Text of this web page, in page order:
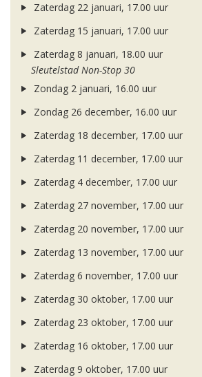
Zaterdag 22 januari, 17.00 uur
Zaterdag 15 januari, 17.00 uur
Zaterdag 8 januari, 18.00 uur
Sleutelstad Non-Stop 30
Zondag 2 januari, 16.00 uur
Zondag 26 december, 16.00 uur
Zaterdag 18 december, 17.00 uur
Zaterdag 11 december, 17.00 uur
Zaterdag 4 december, 17.00 uur
Zaterdag 27 november, 17.00 uur
Zaterdag 20 november, 17.00 uur
Zaterdag 13 november, 17.00 uur
Zaterdag 6 november, 17.00 uur
Zaterdag 30 oktober, 17.00 uur
Zaterdag 23 oktober, 17.00 uur
Zaterdag 16 oktober, 17.00 uur
Zaterdag 9 oktober, 17.00 uur